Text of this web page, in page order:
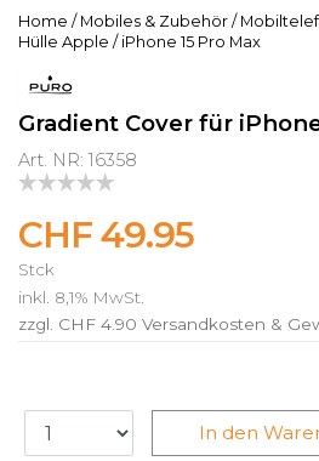
Home / Mobiles & Zubehör /
Hülle Apple / iPhone 15 Pro Max
Gradient Cover für
Art. NR: 16358
CHF 49.95
Stck
inkl. 8,1% MwSt.
zzgl. CHF 4.90 Versandkosten &
In den